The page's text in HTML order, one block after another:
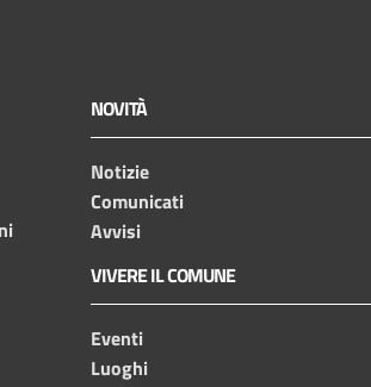
NOVITÀ
Notizie
Comunicati
Avvisi
VIVERE IL COMUNE
Eventi
Luoghi